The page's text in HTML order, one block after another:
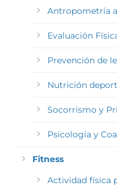
Antropometría
Evaluación
Prevención de
Nutrición
Socorrismo y
Psicología y
Fitness
Actividad física